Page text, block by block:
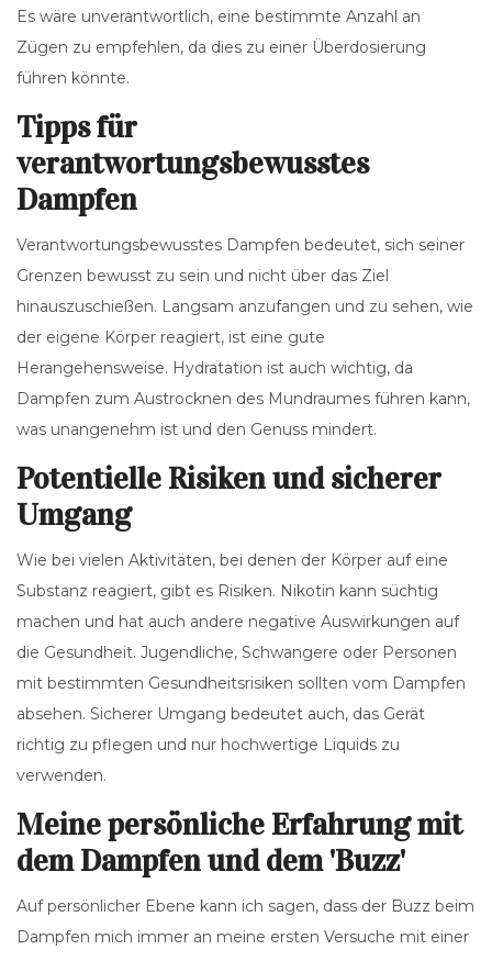
Es wäre unverantwortlich, eine bestimmte Anzahl an
Zügen zu empfehlen, da dies zu einer Überdosierung
führen könnte.
Tipps für
verantwortungsbewusstes
Dampfen
Verantwortungsbewusstes Dampfen bedeutet, sich seiner
Grenzen bewusst zu sein und nicht über das Ziel
hinauszuschießen. Langsam anzufangen und zu sehen, wie
der eigene Körper reagiert, ist eine gute
Herangehensweise. Hydratation ist auch wichtig, da
Dampfen zum Austrocknen des Mundraumes führen kann,
was unangenehm ist und den Genuss mindert.
Potentielle Risiken und sicherer
Umgang
Wie bei vielen Aktivitäten, bei denen der Körper auf eine
Substanz reagiert, gibt es Risiken. Nikotin kann süchtig
machen und hat auch andere negative Auswirkungen auf
die Gesundheit. Jugendliche, Schwangere oder Personen
mit bestimmten Gesundheitsrisiken sollten vom Dampfen
absehen. Sicherer Umgang bedeutet auch, das Gerät
richtig zu pflegen und nur hochwertige Liquids zu
verwenden.
Meine persönliche Erfahrung mit
dem Dampfen und dem 'Buzz'
Auf persönlicher Ebene kann ich sagen, dass der Buzz beim
Dampfen mich immer an meine ersten Versuche mit einer